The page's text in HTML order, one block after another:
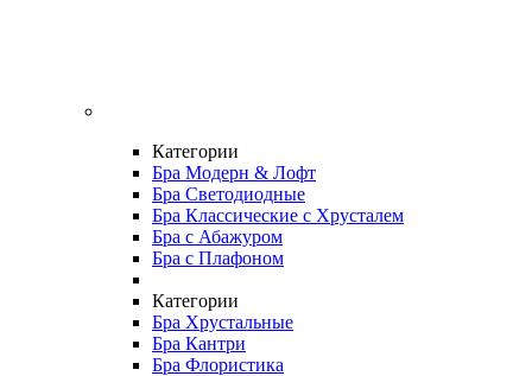
Категории
Бра Модерн & Лофт
Бра Светодиодные
Бра Классические с Хрусталем
Бра с Абажуром
Бра с Плафоном
Категории
Бра Хрустальные
Бра Кантри
Бра Флористика